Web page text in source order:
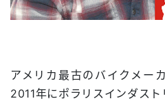
アメリカ最古のバイクメー
2011年にポラリスインダス